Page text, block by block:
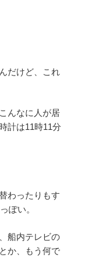
だけど、これ
んなに人が居
計は11時11分
わったりもす
ぽい。
船内テレビの
か、もう何で